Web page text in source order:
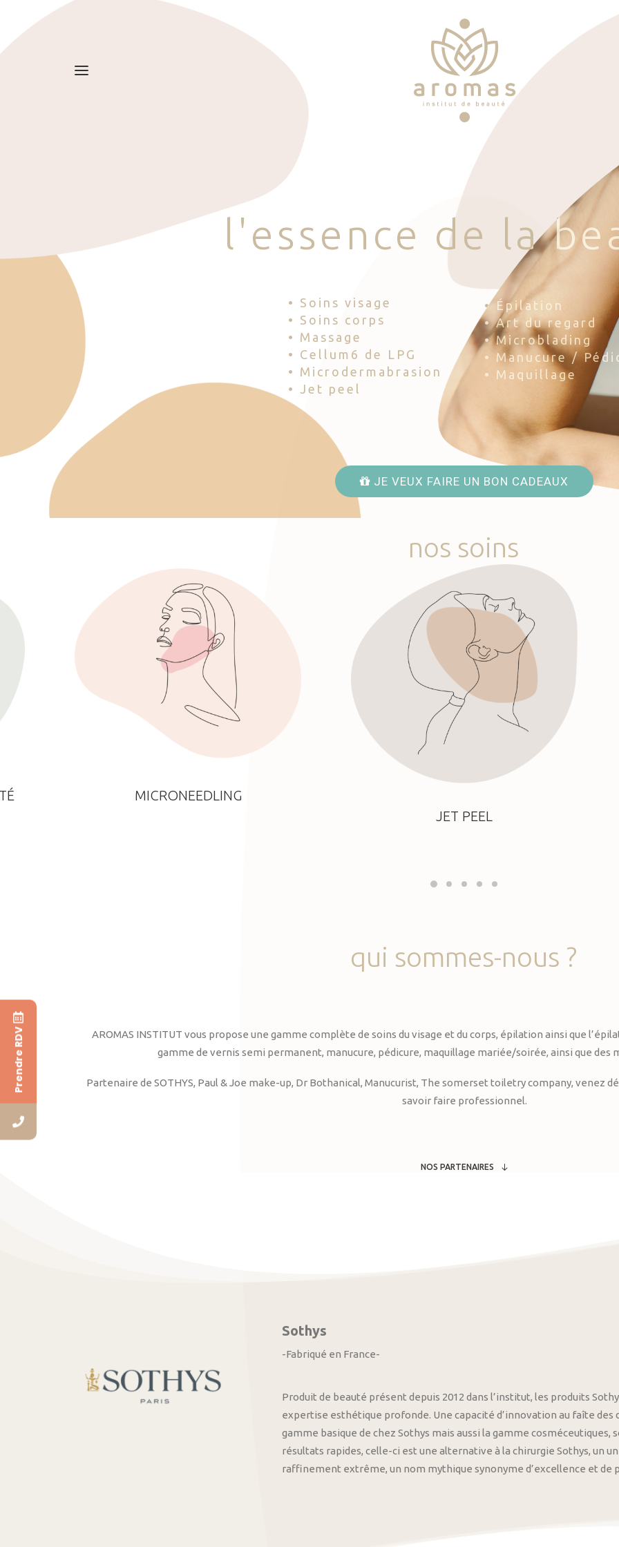
l 'esse nce d e la be
• Soins visage
• Soins corps
• Massage
• Cellum6 de LPG
• Microdermabrasion
• Jet peel
• Épilation
• Art du regard
• Microblading
• Manucure /
• Maquillage
JE VEUX FAIRE UN BON CADEAUX
nos soins
MICRONEEDLING
JET PEEL
qui sommes-nous ?
AROMAS INSTITUT vous propose une gamme complète de soins du visage et du corps, épilation ainsi que
gamme de vernis semi permanent, manucure, pédicure, maquillage mariée/soirée, ainsi que des
Partenaire de SOTHYS, Paul & Joe make-up, Dr Bothanical, Manucurist, The somerset toiletry company, venez
savoir faire professionnel.
NOS PARTENAIRES
Sothys
-Fabriqué en France-
Produit de beauté présent depuis 2012 dans l’institut, les produits
expertise esthétique profonde. Une capacité d’innovation au faîte
gamme basique de chez Sothys mais aussi la gamme
résultats rapides, celle-ci est une alternative à la chirurgie Sothys, un
raffinement extrême, un nom mythique synonyme d’excellence et de
Prendre RDV